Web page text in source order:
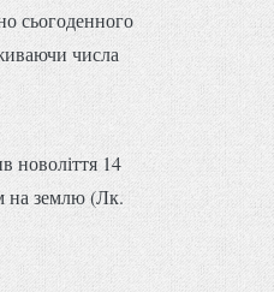
сьогоденного
числа
новоліття 14
на землю (Лк.